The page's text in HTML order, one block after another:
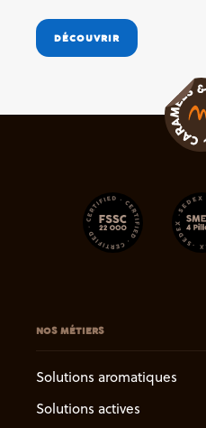
DÉCOUVRIR
NOS MÉTIERS
Solutions aromatiques
Solutions actives